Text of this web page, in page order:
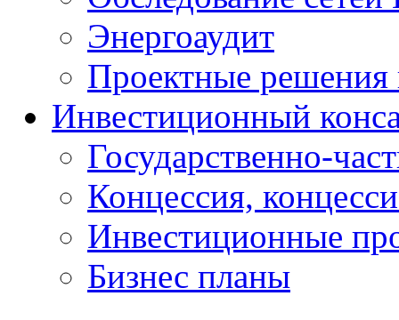
Энергоаудит
Проектные решения
Инвестиционный
Государственно-
Концессия,
Инвестиционные
Бизнес планы